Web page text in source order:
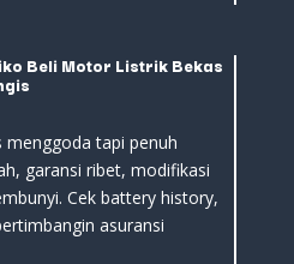
Beli Motor Listrik Bekas
menggoda tapi penuh
garansi ribet, modifikasi
Cek battery history,
asuransi